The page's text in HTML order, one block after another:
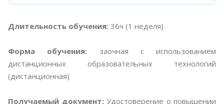
Длительность обучения: 36ч (1 неделя)
Форма обучения: заочная с использованием
дистанционных образовательных технологий
(дистанционная)
Получаемый документ: Удостоверение о повышении